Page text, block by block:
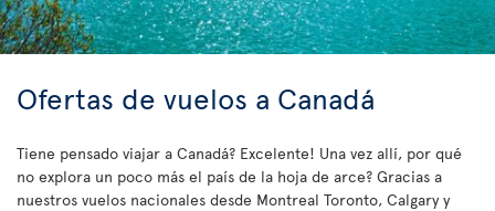
Ofertas de vuelos a Canadá
Tiene pensado viajar a Canadá? Excelente! Una vez allí, por qué
no explora un poco más el país de la hoja de arce? Gracias a
nuestros vuelos nacionales desde Montreal Toronto, Calgary y